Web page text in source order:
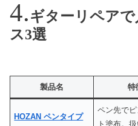
ギターリペア
ス3選
製品名 特
HOZAN ペンタイプ
ペン先で
ト塗布。